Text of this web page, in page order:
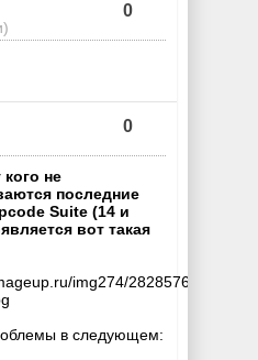
0
0
не
последние
Suite (14 и
вот такая
img274/2828576/snimok-
в следующем: